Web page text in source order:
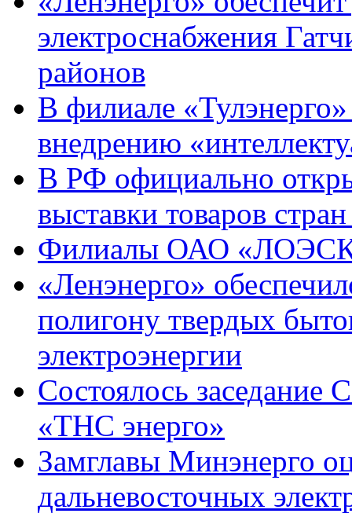
электроснабжения
районов
В филиале «Тулэнерго»
внедрению
В РФ официально
выставки товаров
Филиалы ОАО
«Ленэнерго»
полигону твердых
электроэнергии
Состоялось
«ТНС энерго»
Замглавы Минэнерго
дальневосточных